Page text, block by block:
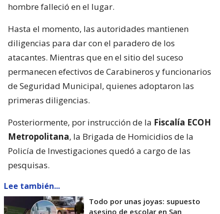
hombre falleció en el lugar.
Hasta el momento, las autoridades mantienen
diligencias para dar con el paradero de los
atacantes. Mientras que en el sitio del suceso
permanecen efectivos de Carabineros y funcionarios
de Seguridad Municipal, quienes adoptaron las
primeras diligencias.
Posteriormente, por instrucción de la Fiscalía ECOH
Metropolitana, la Brigada de Homicidios de la
Policía de Investigaciones quedó a cargo de las
pesquisas.
Lee también...
Todo por unas joyas: supuesto
asesino de escolar en San